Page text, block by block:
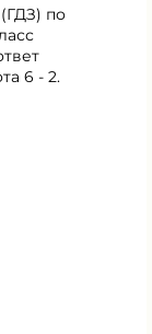
по
6 - 2.